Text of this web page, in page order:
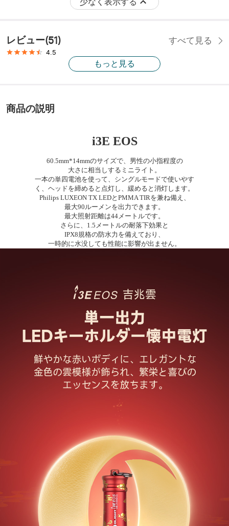
レビュー(51) すべて見る
4.5
もっと見る
商品の説明
i3E EOS
60.5mm*14mmのサイズで、男性の小指程度の
大さに相当しするミニライト。
一本の単四電池を使って、シングルモードで使いやす
く、ヘッドを締めると点灯し、緩めると消灯します。
Philips LUXEON TX LEDとPMMA TIRを兼ね備え、
最大90ルーメンを出力できます。
最大照射距離は44メートルです。
さらに、1.5メートルの耐落下効果と
IPX8規格の防水力を備えており、
一時的に水没しても性能に影響が出ません。